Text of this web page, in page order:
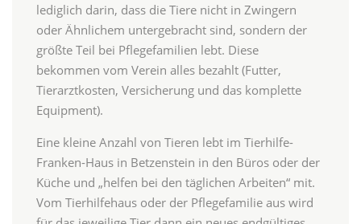
lediglich darin, dass die Tiere nicht in Zwingern
oder Ähnlichem untergebracht sind, sondern der
größte Teil bei Pflegefamilien lebt. Diese
bekommen vom Verein alles bezahlt (Futter,
Tierarztkosten, Versicherung und das komplette
Equipment).
Eine kleine Anzahl von Tieren lebt im Tierhilfe-
Franken-Haus in Betzenstein in den Büros oder der
Küche und „helfen bei den täglichen Arbeiten“ mit.
Vom Tierhilfehaus oder der Pflegefamilie aus wird